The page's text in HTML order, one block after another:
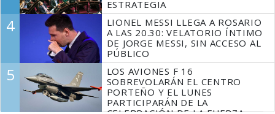
ESTRATEGIA
4
LIONEL MESSI LLEGA A ROSARIO
A LAS 20.30: VELATORIO ÍNTIMO
DE JORGE MESSI, SIN ACCESO AL
PÚBLICO
5
LOS AVIONES F 16
SOBREVOLARÁN EL CENTRO
PORTEÑO Y EL LUNES
PARTICIPARÁN DE LA